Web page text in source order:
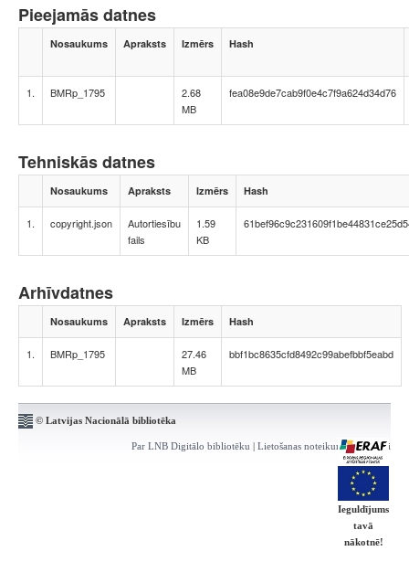
Pieejamās datnes
Nosaukums Apraksts Izmērs Hash
1. BMRp_1795
2.68
MB
fea08e9de7cab9f0e4c7f9a624d34d76
Tehniskās datnes
Nosaukums Apraksts Izmērs Hash
1. copyright.json
Autortiesību
fails
1.59
KB
Arhīvdatnes
Nosaukums Apraksts Izmērs Hash
1. BMRp_1795
27.46
MB
bbf1bc8635cfd8492c99abefbbf5eabd
© Latvijas Nacionālā bibliotēka
Par LNB Digitālo bibliotēku | Lietošanas noteikumi | Kontakti
Ieguldījums
tavā
nākotnē!